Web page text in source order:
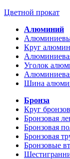
Цветной прокат
Алюминий
Круг
Уголок
Шина
Бронза
Круг
Бронзовая
Бронзовая
Бронзовая
Бронзовые